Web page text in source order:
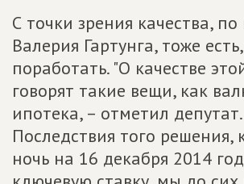
С точки зрения качества,
Валерия Гартунга, тоже
поработать. "О качестве
говорят такие вещи, как
ипотека, – отметил
Последствия того решения,
ночь на 16 декабря 2014